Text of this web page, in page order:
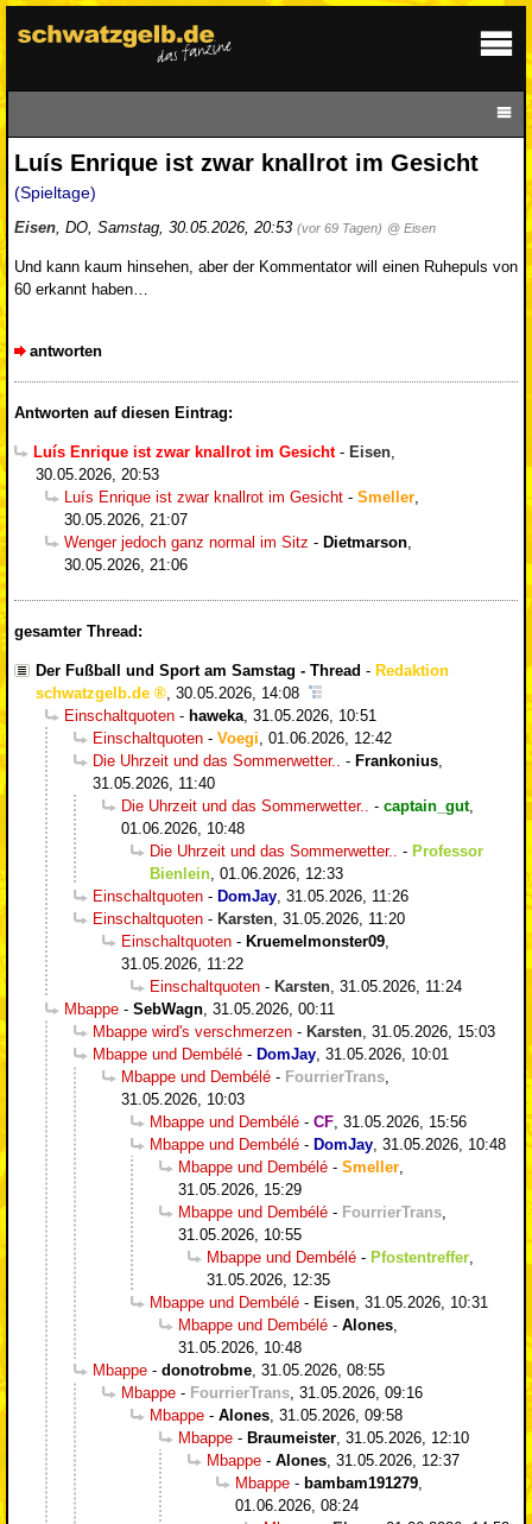
Luís Enrique ist zwar knallrot im Gesicht
(Spieltage)
Eisen, DO, Samstag, 30.05.2026, 20:53 (vor 69 Tagen) @ Eisen
Und kann kaum hinsehen, aber der Kommentator will einen Ruhepuls von
60 erkannt haben…
antworten
Antworten auf diesen Eintrag:
Luís Enrique ist zwar knallrot im Gesicht- Eisen,
30.05.2026, 20:53
Luís Enrique ist zwar knallrot im Gesicht - Smeller,
30.05.2026, 21:07
Wenger jedoch ganz normal im Sitz - Dietmarson,
30.05.2026, 21:06
gesamter Thread:
Der Fußball und Sport am Samstag - Thread - Redaktion
schwatzgelb.de
30.05.2026, 14:08
Einschaltquoten - haweka 31.05.2026, 10:51
Einschaltquoten - Voegi 01.06.2026, 12:42
Die Uhrzeit und das Sommerwetter..
- Frankonius
31.05.2026, 11:40
Die Uhrzeit und das Sommerwetter..
- captain_gut,
01.06.2026, 10:48
Die Uhrzeit und das Sommerwetter..
- Professor
Bienlein 01.06.2026, 12:33
Einschaltquoten - DomJay 31.05.2026, 11:26
Einschaltquoten - Karsten 31.05.2026, 11:20
Einschaltquoten - Kruemelmonster09
31.05.2026, 11:22
Einschaltquoten - Karsten 31.05.2026, 11:24
Mbappe - SebWagn 31.05.2026, 00:11
Mbappe wird's verschmerzen - Karsten 31.05.2026, 15:03
Mbappe und Dembélé - DomJay 31.05.2026, 10:01
Mbappe und Dembélé - FourrierTrans
31.05.2026, 10:03
Mbappe und Dembélé - CF 31.05.2026, 15:56
Mbappe und Dembélé - DomJay 31.05.2026, 10:48
Mbappe und Dembélé - Smeller
31.05.2026, 15:29
Mbappe und Dembélé - FourrierTrans
31.05.2026, 10:55
Mbappe und Dembélé - Pfostentreffer
31.05.2026, 12:35
Mbappe und Dembélé - Eisen 31.05.2026, 10:31
Mbappe und Dembélé - Alones
31.05.2026, 10:48
Mbappe - donotrobme 31.05.2026, 08:55
Mbappe - FourrierTrans 31.05.2026, 09:16
Mbappe - Alones 31.05.2026, 09:58
Mbappe - Braumeister 31.05.2026, 12:10
Mbappe - Alones 31.05.2026, 12:37
Mbappe - bambam191279
01.06.2026, 08:24